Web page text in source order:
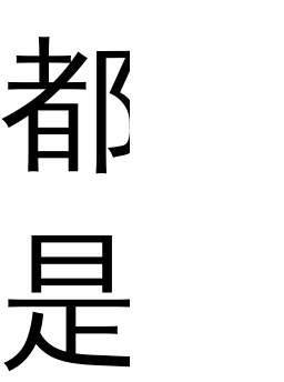
都
是